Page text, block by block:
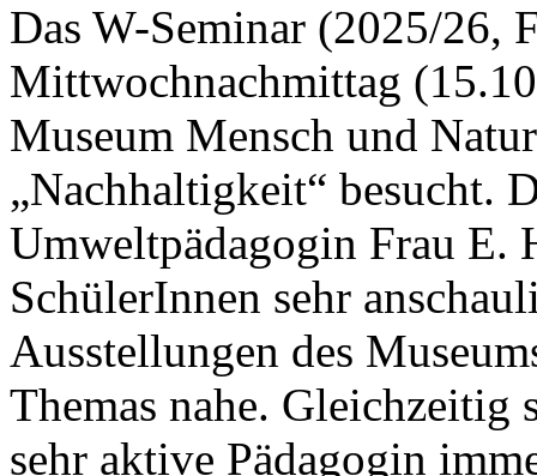
Das W-Seminar (2025/26,
Mittwochnachmittag
Museum Mensch und
„Nachhaltigkeit“ besucht.
Umweltpädagogin Frau E.
SchülerInnen sehr
Ausstellungen des
Themas nahe. Gleichzeitig
sehr aktive Pädagogin